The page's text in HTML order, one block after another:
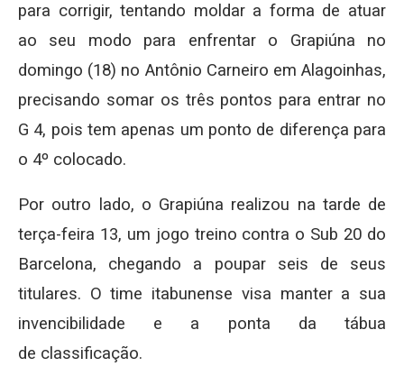
para corrigir, tentando moldar a forma de atuar
ao seu modo para enfrentar o Grapiúna no
domingo (18) no Antônio Carneiro em Alagoinhas,
precisando somar os três pontos para entrar no
G 4, pois tem apenas um ponto de diferença para
o 4º colocado.
Por outro lado, o Grapiúna realizou na tarde de
terça-feira 13, um jogo treino contra o Sub 20 do
Barcelona, chegando a poupar seis de seus
titulares. O time itabunense visa manter a sua
invencibilidade e a ponta da tábua
de classificação.